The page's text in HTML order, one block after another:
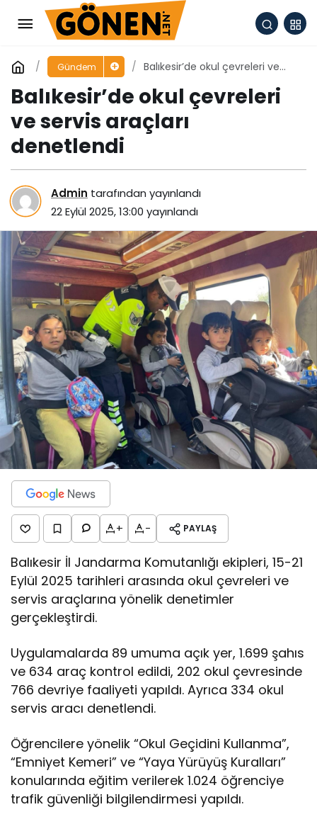
Gündem
Balıkesir’de okul çevreleri ve
Balıkesir’de okul çevreleri
ve servis araçları
denetlendi
Admin tarafından yayınlandı
22 Eylül 2025, 13:00 yayınlandı
+ - PAYLAŞ
Balıkesir İl Jandarma Komutanlığı ekipleri, 15-21
Eylül 2025 tarihleri arasında okul çevreleri ve
servis araçlarına yönelik denetimler
gerçekleştirdi.
Uygulamalarda 89 umuma açık yer, 1.699 şahıs
ve 634 araç kontrol edildi, 202 okul çevresinde
766 devriye faaliyeti yapıldı. Ayrıca 334 okul
servis aracı denetlendi.
Öğrencilere yönelik “Okul Geçidini Kullanma”,
“Emniyet Kemeri” ve “Yaya Yürüyüş Kuralları”
konularında eğitim verilerek 1.024 öğrenciye
trafik güvenliği bilgilendirmesi yapıldı.